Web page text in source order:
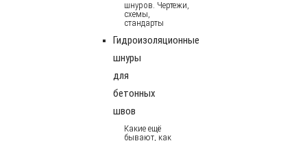
шнуров. Чертежи,
схемы,
стандарты
Гидроизоляционные
шнуры
для
бетонных
швов
Какие ещё
бывают, как